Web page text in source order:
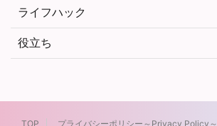
ライフハック
役立ち
TOP プライバシーポリシー～Privacy Policy～